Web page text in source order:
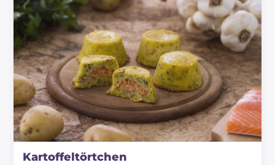
Kartoffeltörtchen